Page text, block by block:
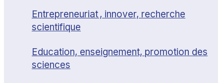
Entrepreneuriat , innover, recherche
scientifique
Education, enseignement, promotion des
sciences